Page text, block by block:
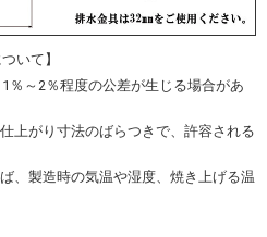
いて】
％～2％程度の公差が生じる場合があ
上がり寸法のばらつきで、許容される
、製造時の気温や湿度、焼き上げる温